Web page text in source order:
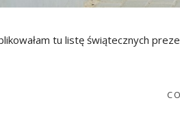
tu listę świątecznych